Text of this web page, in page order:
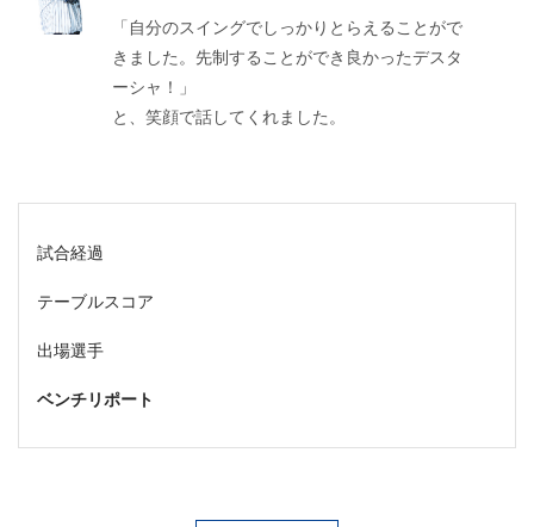
「自分のスイングでしっかりとらえることがで
きました。先制することができ良かったデスタ
ーシャ！」
と、笑顔で話してくれました。
試合経過
テーブルスコア
出場選手
ベンチリポート